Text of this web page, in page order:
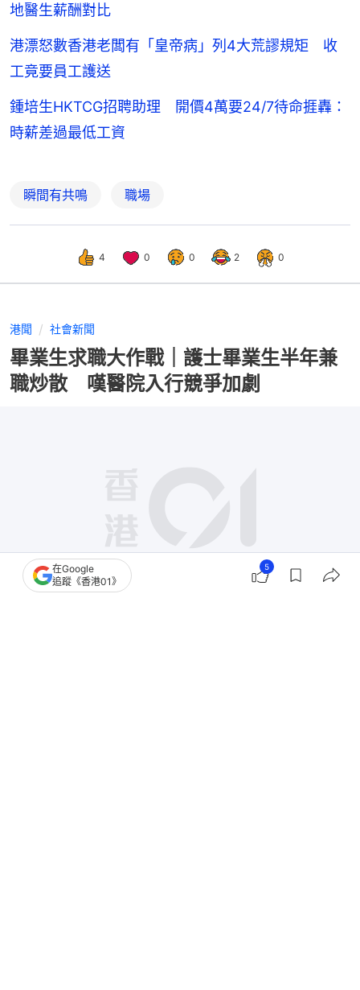
地醫生薪酬對比
港漂怒數香港老闆有「皇帝病」列4大荒謬規矩 收
工竟要員工護送
鍾培生HKTCG招聘助理 開價4萬要24/7待命捱轟：
時薪差過最低工資
瞬間有共鳴 職場
4 0 0 2 0
港聞 社會新聞
畢業生求職大作戰｜護士畢業生半年兼
職炒散 嘆醫院入行競爭加劇
在Google
追蹤《香港01》
5